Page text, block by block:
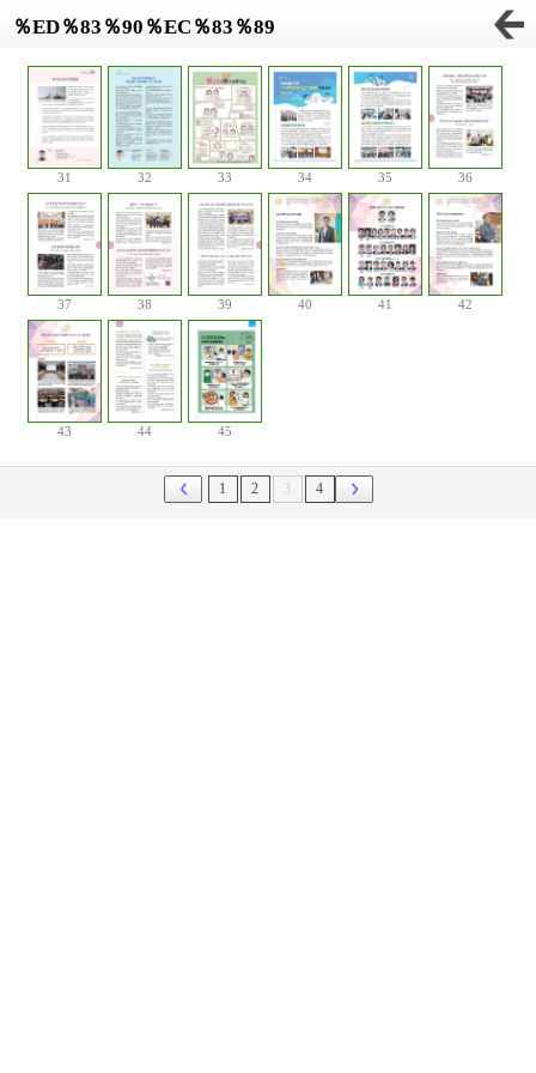
％ED％83％90％EC％83％89
31 32 33 34 35 36
37 38 39 40 41 42
43 44 45
1 2 3 4